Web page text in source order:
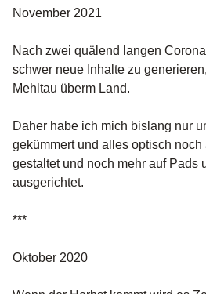
November 2021
Nach zwei quälend langen
schwer neue Inhalte zu
Mehltau überm Land.
Daher habe ich mich bislang nur
gekümmert und alles optisch
gestaltet und noch mehr auf Pads
ausgerichtet.
***
Oktober 2020